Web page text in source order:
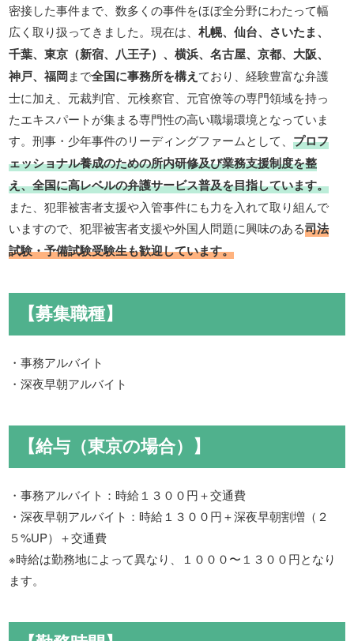
密接した事件まで、数多くの事件をほぼ全分野にわたって幅
広く取り扱ってきました。現在は、札幌、仙台、さいたま、
千葉、東京（新宿、八王子）、横浜、名古屋、京都、大阪、
神戸、福岡まで全国に事務所を構えており、経験豊富な弁護
士に加え、元裁判官、元検察官、元官僚等の専門領域を持っ
たエキスパートが集まる専門性の高い職場環境となっていま
す。刑事・少年事件のリーディングファームとして、プロフ
ェッショナル養成のための所内研修及び業務支援制度を整
え、全国に高レベルの弁護サービス普及を目指しています。
また、犯罪被害者支援や入管事件にも力を入れて取り組んで
いますので、犯罪被害者支援や外国人問題に興味のある司法
試験・予備試験受験生も歓迎しています。
【募集職種】
・事務アルバイト
・深夜早朝アルバイト
【給与（東京の場合）】
・事務アルバイト：時給１３００円＋交通費
・深夜早朝アルバイト：時給１３００円＋深夜早朝割増（２
５%UP）＋交通費
※時給は勤務地によって異なり、１０００〜１３００円となり
ます。